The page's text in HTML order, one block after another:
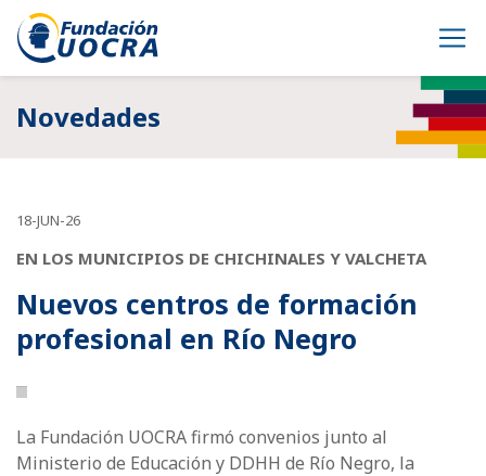
Novedades
18-JUN-26
EN LOS MUNICIPIOS DE CHICHINALES Y VALCHETA
Nuevos centros de formación
profesional en Río Negro
La Fundación UOCRA firmó convenios junto al
Ministerio de Educación y DDHH de Río Negro, la